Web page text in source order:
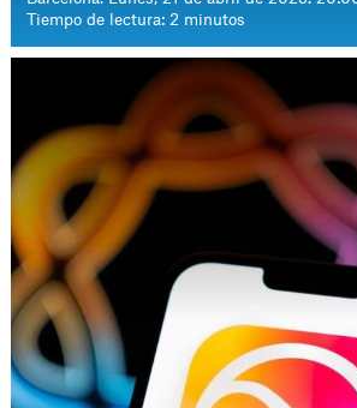
Tiempo de lectura: 2 minutos